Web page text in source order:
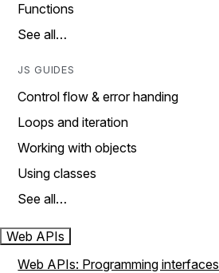
Functions
See all…
JS GUIDES
Control flow & error handing
Loops and iteration
Working with objects
Using classes
See all…
Web APIs
Web APIs: Programming interfaces